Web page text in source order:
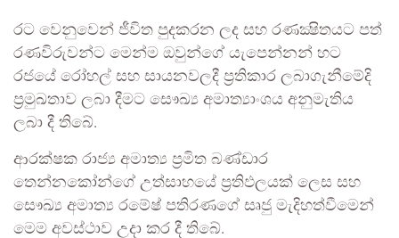
රට වෙනුවෙන් ජීවිත පුදකරන ලද සහ රණක්‍ෂිතයට පත්
රණවිරුවන්ට මෙන්ම ඔවුන්ගේ යැපෙන්නන් හට
රජයේ රෝහල් සහ සායනවලදී ප්‍රතිකාර ලබාගැනීමේදි
ප්‍රමුඛතාව ලබා දීමට සෞඛ්‍ය අමාත්‍යාංශය අනුමැතිය
ලබා දී තිබේ.
ආරක්ෂක රාජ්‍ය අමාත්‍ය ප්‍රමිත බණ්ඩාර
තෙන්නකෝන්ගේ උත්සාහයේ ප්‍රතිඵලයක් ලෙස සහ
සෞඛ්‍ය අමාත්‍ය රමේෂ් පතිරණගේ සෘජු මැදිහත්වීමෙන්
මෙම අවස්ථාව උදා කර දී තිබේ.